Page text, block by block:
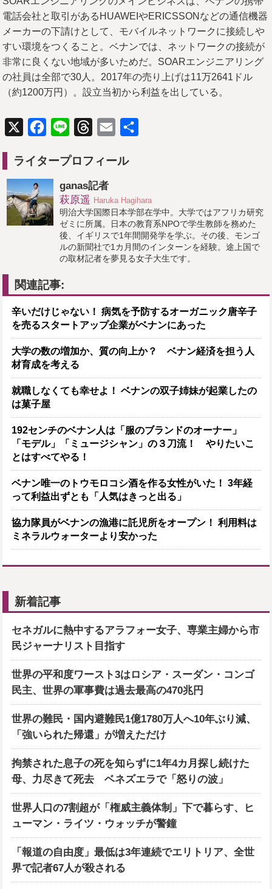
電話会社と取引があるHUAWEIやERICSSONなどの通信機器
メーカーの下請けとして、モバイルネットワークに接続しや
すい環境をつくること。ベナンでは、ネットワークの接続が
非常に良くない地域が多いためだ。SOARエンジニアリング
の社員は全部で30人。2017年の売り上げは11万2641ドル
（約1200万円）。設立当初から利益を出している。
X Facebook
Line ThreadsEmail
ライタープロフィール
ganas記者
萩原遥 Haruka Hagihara
明治大学国際日本学部在学中。大学ではアフリカ研究
ゼミに所属。日本の教育系NPOで学生教師を務めた
後、イギリスで1年間開発学を学ぶ。その後、モンゴ
ルの新聞社で1カ月間のインターンを経験。途上国で
の取材記者を夢見る女子大生です。
関連記事:
辛いだけじゃない！ 病気を予防するオーガニック唐辛子
を売るスタートアップ企業がベナンにあった
大学の数の増加か、質の向上か？ ベナン経済を担う人
材育成を考える
就職しなくても幸せよ！ ベナンの双子姉妹が起業したの
は菓子屋
192センチのベナン人は「服のブランドのオーナー」
「モデル」「ミュージシャン」の３刀流！ やりたいこ
とはすべてやる！
ベナン唯一のトウモロコシ酒を作る女性がいた！ 3年経
って利益出ずとも「人気はきっと出る」
協力隊員がベナンの漁港に託児所をオープン！ 利用料は
ミネラルウォーターより安かった
新着記事
セネガルに熱中するアラフォー女子、専業主婦から市
民ジャーナリスト目指す
世界の平和度ワースト3はロシア・スーダン・コンゴ
民主、世界の軍事費は過去最高の470兆円
世界の難民・国内避難民1億1780万人へ10年ぶり減、
「強いられた帰還」が増えただけ
拘禁された息子の死を知らずに1年4カ月探し続けた
母、力尽きて死去 ベネズエラで「怒りの波」
世界人口の7割超が「権威主義体制」下で暮らす、ヒ
ューマン・ライツ・ウォッチが警鐘
「報道の自由度」最低は3年連続でエリトリア、全世
界で記者67人が殺される